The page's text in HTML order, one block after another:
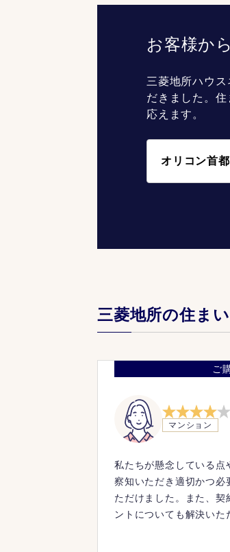
お客様か
三菱地所ハウ
だきました。
応えます。
オリコン首
三菱地所の住ま
ご
マンション
私たちが懸念している点
察知いただき適切かつ必
ただけました。また、契
ントについても解決いた
た私に程度に適切にリ